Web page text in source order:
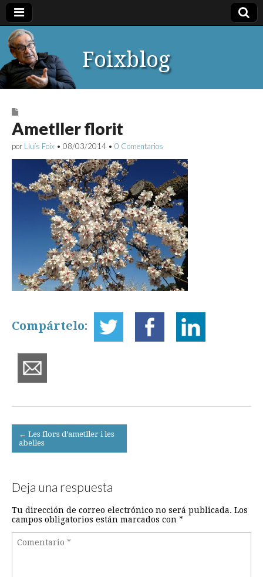
Foixblog
Ametller florit
por Lluís Foix • 08/03/2014 • 0 Comentarios
Compártelo:
Post
navigation
← Les flors d’ametller i les
abelles
Deja una respuesta
Tu dirección de correo electrónico no será publicada. Los
campos obligatorios están marcados con *